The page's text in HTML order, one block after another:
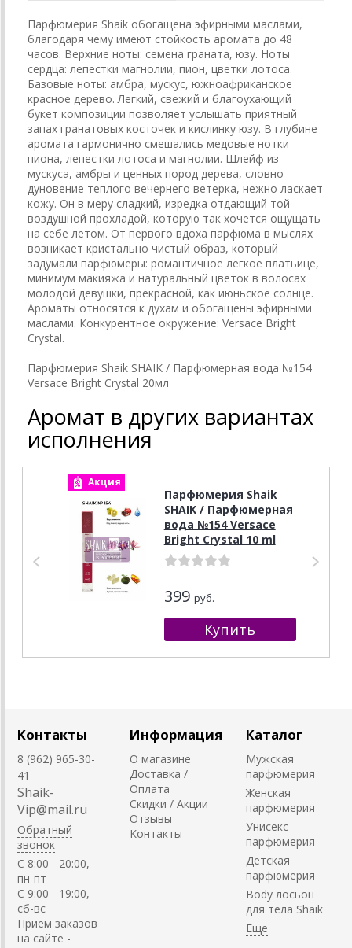
Парфюмерия Shaik обогащена эфирными маслами,
благодаря чему имеют стойкость аромата до 48
часов. Верхние ноты: семена граната, юзу. Ноты
сердца: лепестки магнолии, пион, цветки лотоса.
Базовые ноты: амбра, мускус, южноафриканское
красное дерево. Легкий, свежий и благоухающий
букет композиции позволяет услышать приятный
запах гранатовых косточек и кислинку юзу. В глубине
аромата гармонично смешались медовые нотки
пиона, лепестки лотоса и магнолии. Шлейф из
мускуса, амбры и ценных пород дерева, словно
дуновение теплого вечернего ветерка, нежно ласкает
кожу. Он в меру сладкий, изредка отдающий той
воздушной прохладой, которую так хочется ощущать
на себе летом. От первого вдоха парфюма в мыслях
возникает кристально чистый образ, который
задумали парфюмеры: романтичное легкое платьице,
минимум макияжа и натуральный цветок в волосах
молодой девушки, прекрасной, как июньское солнце.
Ароматы относятся к духам и обогащены эфирными
маслами. Конкурентное окружение: Versace Bright
Crystal.
Парфюмерия Shaik SHAIK / Парфюмерная вода №154
Versace Bright Crystal 20мл
Аромат в других вариантах
исполнения
Акция
Парфюмерия Shaik
SHAIK / Парфюмерная
вода №154 Versace
Bright Crystal 10 ml
399 руб.
Контакты
8 (962) 965-30-
41
Shaik-
Vip@mail.ru
Обратный
звонок
C 8:00 - 20:00,
пн-пт
С 9:00 - 19:00,
сб-вс
Приём заказов
на сайте -
Информация
О магазине
Доставка /
Оплата
Скидки / Акции
Отзывы
Контакты
Каталог
Мужская
парфюмерия
Женская
парфюмерия
Унисекс
парфюмерия
Детская
парфюмерия
Body лосьон
для тела Shaik